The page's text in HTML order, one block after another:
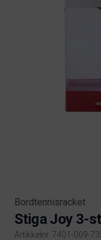
Bordtennisracket
Stiga Joy 3-
Artikkelnr. 7401-009-